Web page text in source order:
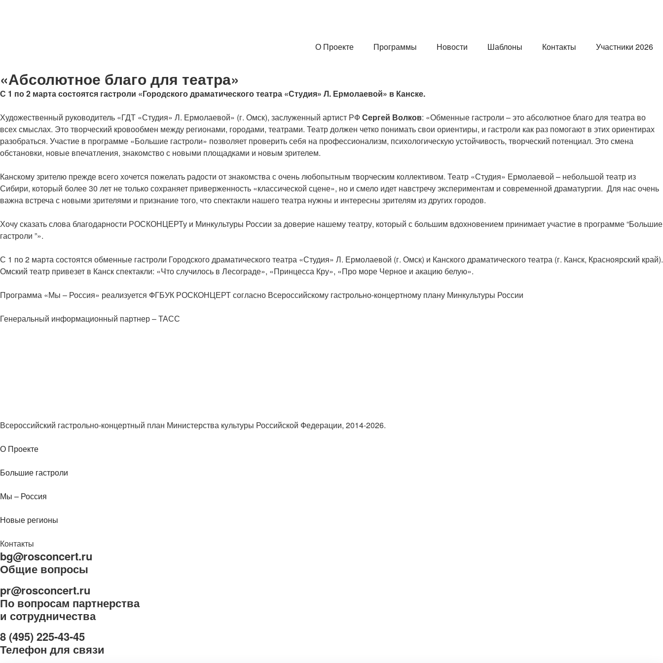
О Проекте Программы Новости Шаблоны Контакты Участники 2026
«Абсолютное благо для театра»
С 1 по 2 марта состоятся гастроли «Городского драматического театра «Студия» Л. Ермолаевой» в Канске.
Художественный руководитель «ГДТ «Студия» Л. Ермолаевой» (г. Омск), заслуженный артист РФСергей Волков: «Обменные гастроли – это абсолютное благо для театра во
всех смыслах. Это творческий кровообмен между регионами, городами, театрами. Театр должен четко понимать свои ориентиры, и гастроли как раз помогают в этих ориентирах
разобраться. Участие в программе «Большие гастроли» позволяет проверить себя на профессионализм, психологическую устойчивость, творческий потенциал. Это смена
обстановки, новые впечатления, знакомство с новыми площадками и новым зрителем.
Канскому зрителю прежде всего хочется пожелать радости от знакомства с очень любопытным творческим коллективом. Театр «Студия» Ермолаевой – небольшой театр из
Сибири, который более 30 лет не только сохраняет приверженность «классической сцене», но и смело идет навстречу экспериментам и современной драматургии. Для нас очень
важна встреча с новыми зрителями и признание того, что спектакли нашего театра нужны и интересны зрителям из других городов.
Хочу сказать слова благодарности РОСКОНЦЕРТу и Минкультуры России за доверие нашему театру, который с большим вдохновением принимает участие в программе “Большие
гастроли ”».
С 1 по 2 марта состоятся обменные гастроли Городского драматического театра «Студия» Л. Ермолаевой (г. Омск) и Канского драматического театра (г. Канск, Красноярский край).
Омский театр привезет в Канск спектакли: «Что случилось в Лесограде», «Принцесса Кру», «Про море Черное и акацию белую».
Программа «Мы – Россия» реализуется ФГБУК РОСКОНЦЕРТ согласно Всероссийскому гастрольно-концертному плану Минкультуры России
Генеральный информационный партнер – ТАСС
Всероссийский гастрольно-концертный план Министерства культуры Российской Федерации, 2014-2026.
О Проекте
Большие гастроли
Мы – Россия
Новые регионы
Контакты
bg@rosconcert.ru
Общие вопросы
pr@rosconcert.ru
По вопросам партнерства
и сотрудничества
8 (495) 225-43-45
Телефон для связи